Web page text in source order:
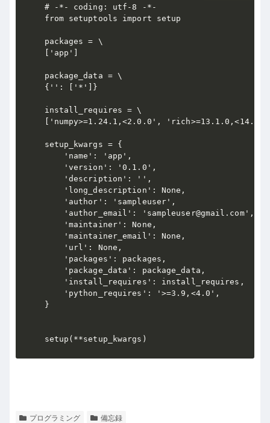
# -*- coding: utf-8 -*-
from setuptools import setup
packages = \
['app']
package_data = \
{'': ['*']}
install_requires = \
['numpy>=1.24.1,<2.0.0',
setup_kwargs = {
    'name': 'app',
    'version': '0.1.0',
    'description': '',
    'long_description': None,
    'author': 'sampleuser',
    'author_email': 'sampleuser@gmail.com',
    'maintainer': None,
    'maintainer_email': None,
    'url': None,
    'packages': packages,
    'package_data': package_data,
    'install_requires': install_requires,
    'python_requires': '>=3.9,<4.0',
}
プログラミング 備忘録